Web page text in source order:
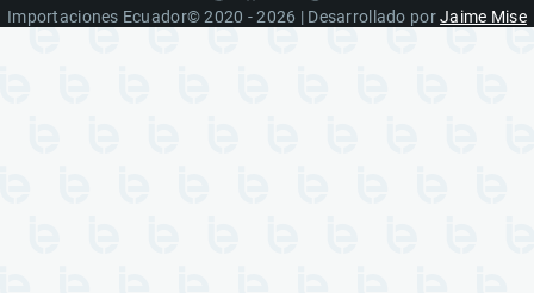
Importaciones Ecuador© 2020 - 2026 | Desarrollado porJaime Mise